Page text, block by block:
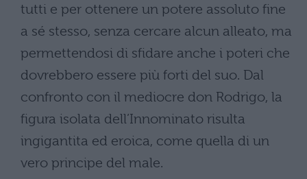
tutti e per ottenere un potere assoluto fine
a sé stesso, senza cercare alcun alleato, ma
permettendosi di sfidare anche i poteri che
dovrebbero essere più forti del suo. Dal
confronto con il mediocre don Rodrigo, la
figura isolata dell’Innominato risulta
ingigantita ed eroica, come quella di un
vero principe del male.